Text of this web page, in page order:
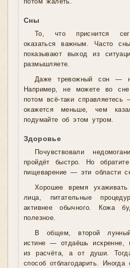
потом жалеть.
Сны
То, что приснится
оказаться важным. Часто
показывают выход из
размышляете.
Даже тревожный сон —
Например, не можете во
потом всё-таки
окажется меньше, чем
подумайте об этом утром.
Здоровье
Почувствовали
пройдёт быстро. Но
пищеварение — эти области
Хорошее время
лица, питательные
активнее обычного. Кожа
полезное.
В общем, второй
истине — отдаёшь искренне,
из расчёта, а от души.
способ отблагодарить.